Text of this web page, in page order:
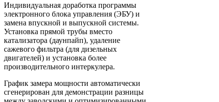
Индивидуальная доработка программы
электронного блока управления (ЭБУ) и
замена впускной и выпускной системы.
Установка прямой трубы вместо
катализатора (даунпайп), удаление
сажевого фильтра (для дизельных
двигателей) и установка более
производительного интеркулера.
График замера мощности автоматически
сгенерирован для демонстрации разницы